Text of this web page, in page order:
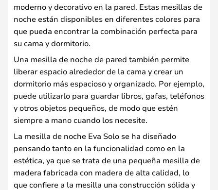
moderno y decorativo en la pared. Estas mesillas de
noche están disponibles en diferentes colores para
que pueda encontrar la combinación perfecta para
su cama y dormitorio.
Una mesilla de noche de pared también permite
liberar espacio alrededor de la cama y crear un
dormitorio más espacioso y organizado. Por ejemplo,
puede utilizarlo para guardar libros, gafas, teléfonos
y otros objetos pequeños, de modo que estén
siempre a mano cuando los necesite.
La mesilla de noche Eva Solo se ha diseñado
pensando tanto en la funcionalidad como en la
estética, ya que se trata de una pequeña mesilla de
madera fabricada con madera de alta calidad, lo
que confiere a la mesilla una construcción sólida y